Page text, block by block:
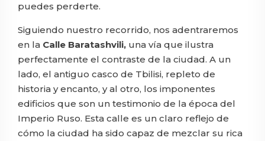
puedes perderte.
Siguiendo nuestro recorrido, nos adentraremos
en la Calle Baratashvili, una vía que ilustra
perfectamente el contraste de la ciudad. A un
lado, el antiguo casco de Tbilisi, repleto de
historia y encanto, y al otro, los imponentes
edificios que son un testimonio de la época del
Imperio Ruso. Esta calle es un claro reflejo de
cómo la ciudad ha sido capaz de mezclar su rica